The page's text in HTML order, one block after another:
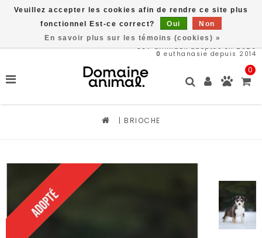
567animaux adoptés en 2026
0 euthanasie depuis 2014
0
| BRIOCHE
Veuillez accepter les cookies afin de rendre ce site plus
fonctionnel Est-ce correct?
Oui
Non
En savoir plus sur les témoins (cookies) »
Livraison gratuite à partir de 89$*